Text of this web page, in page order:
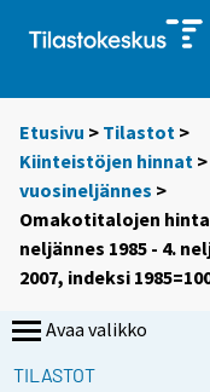
Etusivu > Tilastot >
Kiinteistöjen hinnat >
vuosineljännes >
Omakotitalojen
neljännes 1985 - 4.
2007, indeksi
Avaa valikko
TILASTOT